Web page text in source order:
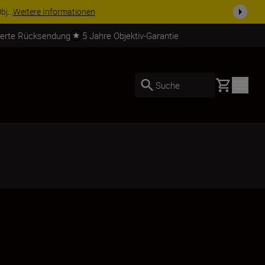
Jetzt einkaufen
Rücksendung 5 Jahre Objektiv-Garantie
Suche Basket